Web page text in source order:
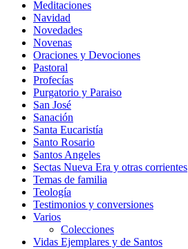
Meditaciones
Navidad
Novedades
Novenas
Oraciones y Devociones
Pastoral
Profecías
Purgatorio y Paraiso
San José
Sanación
Santa Eucaristía
Santo Rosario
Santos Angeles
Sectas Nueva Era y otras corrientes
Temas de familia
Teología
Testimonios y conversiones
Varios
Colecciones
Vidas Ejemplares y de Santos